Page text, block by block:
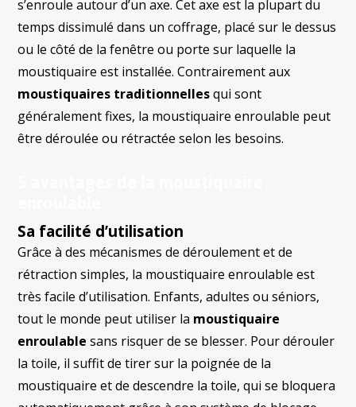
s’enroule autour d’un axe. Cet axe est la plupart du
temps dissimulé dans un coffrage, placé sur le dessus
ou le côté de la fenêtre ou porte sur laquelle la
moustiquaire est installée. Contrairement aux
moustiquaires traditionnellesqui sont
généralement fixes, la moustiquaire enroulable peut
être déroulée ou rétractée selon les besoins.
Sa facilité d’utilisation
Grâce à des mécanismes de déroulement et de
rétraction simples, la moustiquaire enroulable est
très facile d’utilisation. Enfants, adultes ou séniors,
tout le monde peut utiliser la moustiquaire
enroulable sans risquer de se blesser. Pour dérouler
la toile, il suffit de tirer sur la poignée de la
moustiquaire et de descendre la toile, qui se bloquera